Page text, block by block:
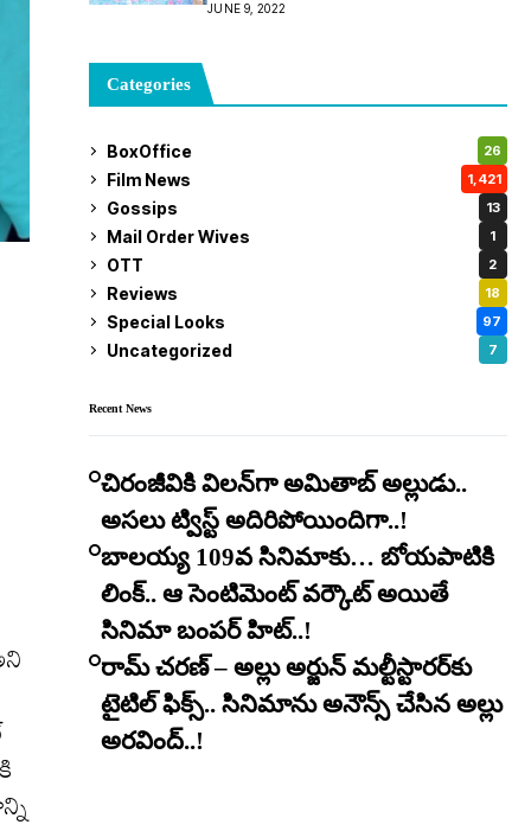
JUNE 9, 2022
Categories
BoxOffice 26
Film News 1,421
Gossips 13
Mail Order Wives 1
OTT 2
Reviews 18
Special Looks 97
Uncategorized 7
Recent News
చిరంజీవికి విలన్‌గా అమితాబ్ అల్లుడు..
అసలు ట్విస్ట్ అదిరిపోయిందిగా..!
బాలయ్య 109వ సినిమాకు… బోయపాటికి
లింక్.. ఆ సెంటిమెంట్ వర్కౌట్ అయితే
సినిమా బంపర్ హిట్..!
రామ్ చరణ్ – అల్లు అర్జున్ మల్టీస్టారర్​కు
టైటిల్ ఫిక్స్.. సినిమాను అనౌన్స్ చేసిన అల్లు
అరవింద్..!